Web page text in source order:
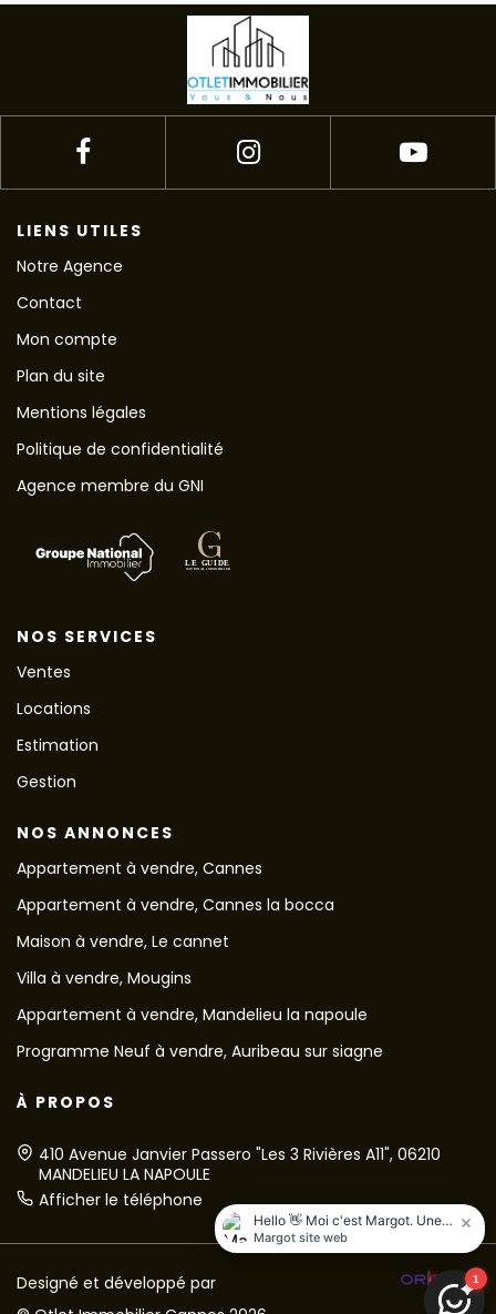
LIENS UTILES
Notre Agence
Contact
Mon compte
Plan du site
Mentions légales
Politique de confidentialité
Agence membre du GNI
NOS SERVICES
Ventes
Locations
Estimation
Gestion
NOS ANNONCES
Appartement à vendre, Cannes
Appartement à vendre, Cannes la bocca
Maison à vendre, Le cannet
Villa à vendre, Mougins
Appartement à vendre, Mandelieu la napoule
Programme Neuf à vendre, Auribeau sur siagne
À PROPOS
410 Avenue Janvier Passero "Les 3 Rivières A11", 06210
MANDELIEU LA NAPOULE
Afficher le téléphone
Designé et développé par